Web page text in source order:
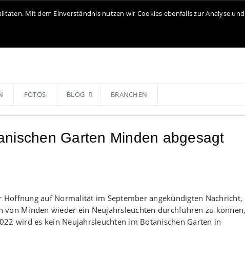
Mit dem Einverständnis nutzen wir Cookies ebenfalls zur Analyse
FOTOS BLOG BRANCHEN
Garten Minden abgesagt
auf Normalität im September angekündigten Nachricht,
von Minden wieder ein Neujahrsleuchten durchführen zu können,
wird es kein Neujahrsleuchten im Botanischen Garten in